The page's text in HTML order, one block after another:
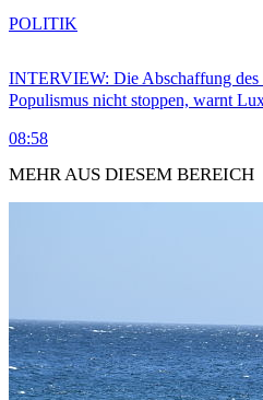
INTERVIEW: Die Abschaffung des
Populismus nicht stoppen, warnt
08:58
POLITIK
MEHR AUS DIESEM BEREICH